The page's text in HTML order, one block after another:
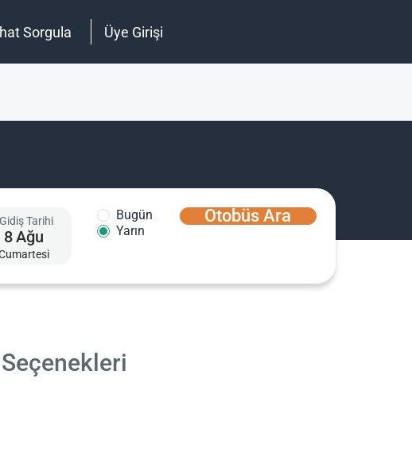
Sorgula Üye Girişi
Gidiş Tarihi
8Ağu
Bugün
Yarın
Otobüs Ara